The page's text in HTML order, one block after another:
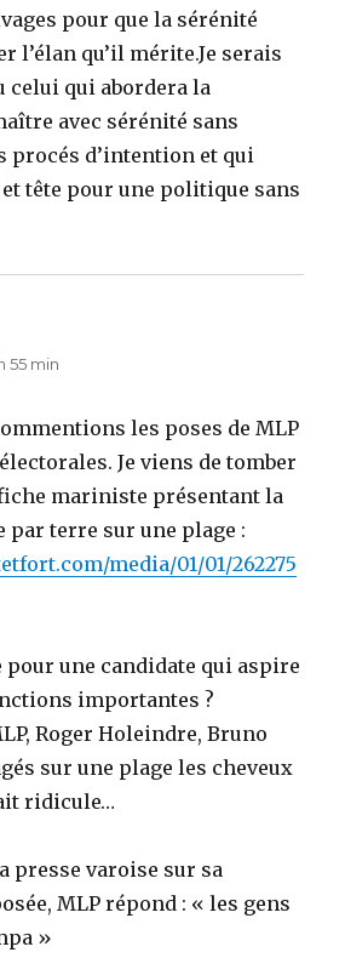
pour que la sérénité
l’élan qu’il mérite.Je serais
celui qui abordera la
avec sérénité sans
procés d’intention et qui
tête pour une politique sans
55 min
les poses de MLP
Je viens de tomber
mariniste présentant la
par terre sur une plage :
media/01/01/262275
pour une candidate qui aspire
importantes ?
Roger Holeindre, Bruno
sur une plage les cheveux
ridicule…
presse varoise sur sa
MLP répond : « les gens
»